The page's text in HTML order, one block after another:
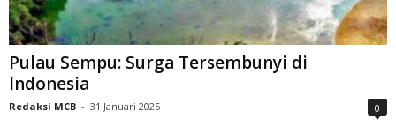
Pulau Sempu: Surga Tersembunyi di
Indonesia
Redaksi MCB - 31 Januari 2025 0